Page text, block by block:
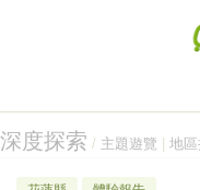
深度探索 / 主題遊覽 地